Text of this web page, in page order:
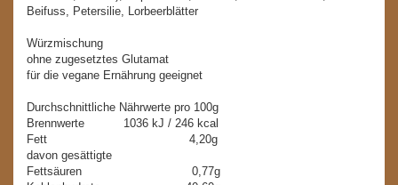
Beifuss, Petersilie, Lorbeerblätter
Würzmischung
ohne zugesetztes Glutamat
für die vegane Ernährung geeignet
Durchschnittliche Nährwerte pro 100g
Brennwerte 1036 kJ / 246 kcal
Fett 4,20g
davon gesättigte
Fettsäuren 0,77g